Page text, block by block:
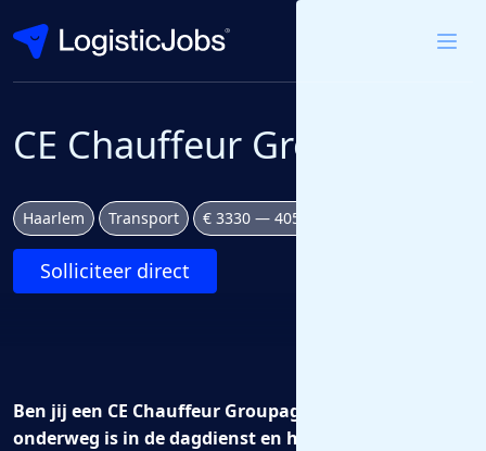
CE Chauffeur Groupage
Haarlem Transport € 3330 — 4050 bruto per maand
Solliciteer direct
Ben jij een CE Chauffeur Groupage die graag
onderweg is in de dagdienst en houdt van